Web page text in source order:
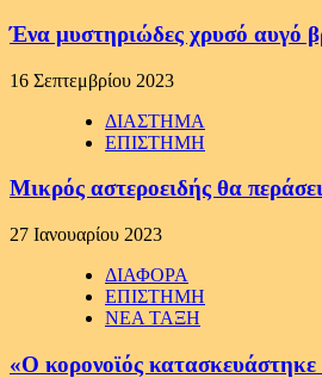
Ένα μυστηριώδες χρυσό αυγό
16 Σεπτεμβρίου 2023
ΔΙΑΣΤΗΜΑ
ΕΠΙΣΤΗΜΗ
Μικρός αστεροειδής θα
27 Ιανουαρίου 2023
ΔΙΑΦΟΡΑ
ΕΠΙΣΤΗΜΗ
ΝΕΑ ΤΑΞΗ
«Ο κορονοϊός